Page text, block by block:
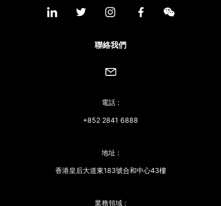
聯絡我們
電話 :
+852 2841 6888
地址 :
香港皇后大道東183號合和中心43樓
業務領域 :